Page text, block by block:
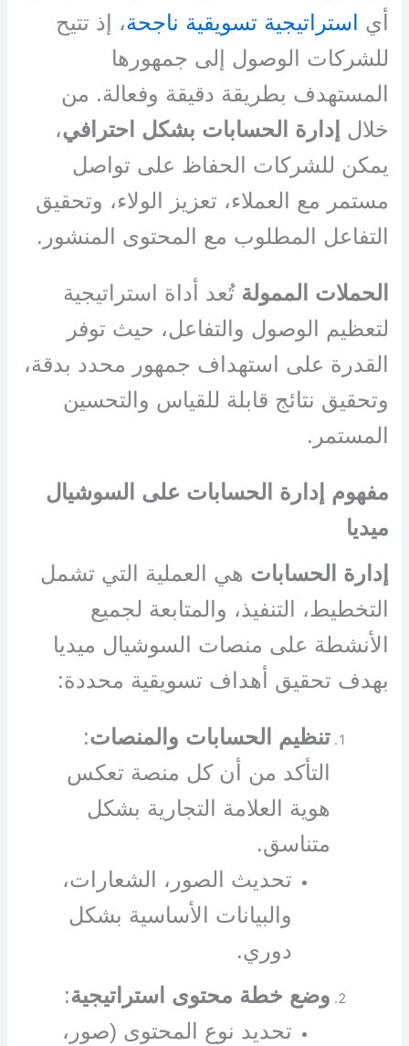
أي استراتيجية تسويقية ناجحة، إذ تتيح
للشركات الوصول إلى جمهورها
المستهدف بطريقة دقيقة وفعالة. من
خلال إدارة الحسابات بشكل احترافي،
يمكن للشركات الحفاظ على تواصل
مستمر مع العملاء، تعزيز الولاء، وتحقيق
التفاعل المطلوب مع المحتوى المنشور.
الحملات الممولة تُعد أداة استراتيجية
لتعظيم الوصول والتفاعل، حيث توفر
القدرة على استهداف جمهور محدد بدقة،
وتحقيق نتائج قابلة للقياس والتحسين
المستمر.
مفهوم إدارة الحسابات على السوشيال
ميديا
إدارة الحسابات هي العملية التي تشمل
التخطيط، التنفيذ، والمتابعة لجميع
الأنشطة على منصات السوشيال ميديا
بهدف تحقيق أهداف تسويقية محددة:
تنظيم الحسابات والمنصات:
التأكد من أن كل منصة تعكس
هوية العلامة التجارية بشكل
متناسق.
تحديث الصور، الشعارات،
والبيانات الأساسية بشكل
دوري.
وضع خطة محتوى استراتيجية:
تحديد نوع المحتوى (صور،